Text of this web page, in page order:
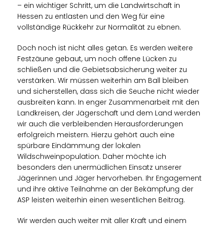
– ein wichtiger Schritt, um die Landwirtschaft in
Hessen zu entlasten und den Weg für eine
vollständige Rückkehr zur Normalität zu ebnen.
Doch noch ist nicht alles getan. Es werden weitere
Festzäune gebaut, um noch offene Lücken zu
schließen und die Gebietsabsicherung weiter zu
verstärken. Wir müssen weiterhin am Ball bleiben
und sicherstellen, dass sich die Seuche nicht wieder
ausbreiten kann. In enger Zusammenarbeit mit den
Landkreisen, der Jägerschaft und dem Land werden
wir auch die verbleibenden Herausforderungen
erfolgreich meistern. Hierzu gehört auch eine
spürbare Eindämmung der lokalen
Wildschweinpopulation. Daher möchte ich
besonders den unermüdlichen Einsatz unserer
Jägerinnen und Jäger hervorheben. Ihr Engagement
und ihre aktive Teilnahme an der Bekämpfung der
ASP leisten weiterhin einen wesentlichen Beitrag.
Wir werden auch weiter mit aller Kraft und einem